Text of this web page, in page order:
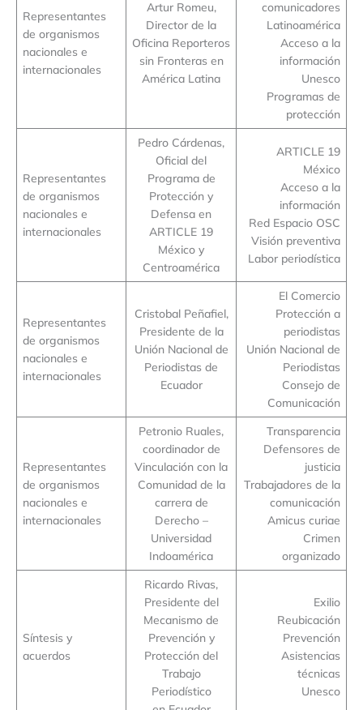
Representantes
de organismos
nacionales e
internacionales
Artur Romeu,
Director de la
Oficina Reporteros
sin Fronteras en
América Latina
comunicadores
Latinoamérica
Acceso a la
información
Unesco
Programas de
protección
Representantes
de organismos
nacionales e
internacionales
Pedro Cárdenas,
Oficial del
Programa de
Protección y
Defensa en
ARTICLE 19
México y
Centroamérica
ARTICLE 19
México
Acceso a la
información
Red Espacio OSC
Visión preventiva
Labor periodística
Representantes
de organismos
nacionales e
internacionales
Cristobal Peñafiel,
Presidente de la
Unión Nacional de
Periodistas de
Ecuador
El Comercio
Protección a
periodistas
Unión Nacional de
Periodistas
Consejo de
Comunicación
Representantes
de organismos
nacionales e
internacionales
Petronio Ruales,
coordinador de
Vinculación con la
Comunidad de la
carrera de
Derecho –
Universidad
Indoamérica
Transparencia
Defensores de
justicia
Trabajadores de la
comunicación
Amicus curiae
Crimen
organizado
Síntesis y
acuerdos
Ricardo Rivas,
Presidente del
Mecanismo de
Prevención y
Protección del
Trabajo
Periodístico
Exilio
Reubicación
Prevención
Asistencias
técnicas
Unesco